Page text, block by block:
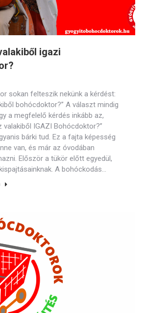
igazi
sokan felteszik nekünk a kérdést:
bohócdoktor?” A választ mindig
a megfelelő kérdés inkább az,
valakiből IGAZI Bohócdoktor?”
bárki tud. Ez a fajta képesség
van, és már az óvodában
Először a tükör előtt egyedül,
A bohóckodás…